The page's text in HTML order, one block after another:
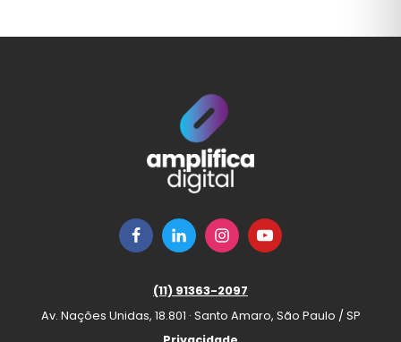
(11) 91363-2097
Av. Nações Unidas, 18.801 · Santo Amaro, São Paulo / SP